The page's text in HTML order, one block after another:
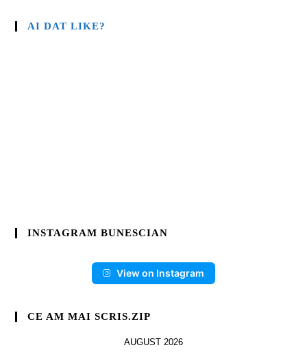
AI DAT LIKE?
INSTAGRAM BUNESCIAN
View on Instagram
CE AM MAI SCRIS.ZIP
AUGUST 2026